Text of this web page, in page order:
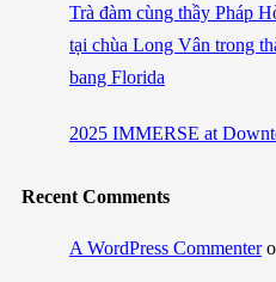
Trà đàm cùng thầy Pháp
tại chùa Long Vân trong
bang Florida
2025 IMMERSE at
Recent Comments
A WordPress Commenter